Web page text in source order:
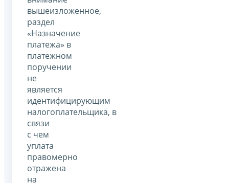
вышеизложенное,
раздел
«Назначение
платежа» в
платежном
поручении
не
является
идентифицирующим
налогоплательщика, в
связи
с чем
уплата
правомерно
отражена
на